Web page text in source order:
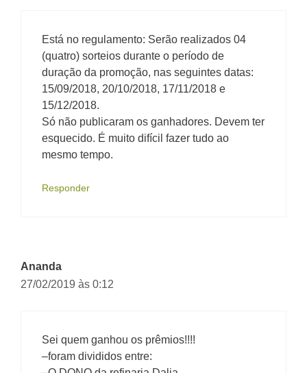
Está no regulamento: Serão realizados 04
(quatro) sorteios durante o período de
duração da promoção, nas seguintes datas:
15/09/2018, 20/10/2018, 17/11/2018 e
15/12/2018.
Só não publicaram os ganhadores. Devem ter
esquecido. É muito difícil fazer tudo ao
mesmo tempo.
Responder
Ananda
27/02/2019 às 0:12
Sei quem ganhou os prêmios!!!!
–foram divididos entre: